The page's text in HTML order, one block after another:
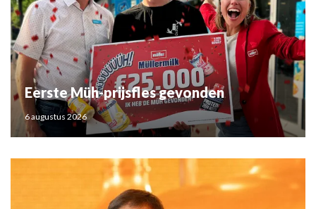
Eerste Müh-prijsfles gevonden
6 augustus 2026